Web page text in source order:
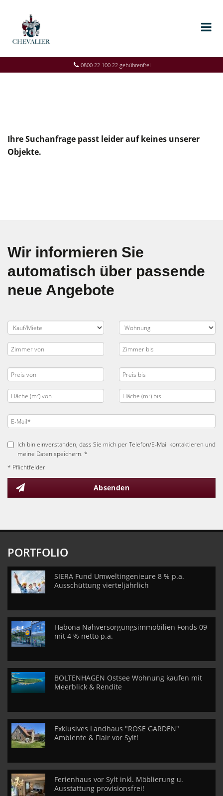
0800 22 100 22 gebührenfrei
Ihre Suchanfrage passt leider auf keines unserer
Objekte.
Wir informieren Sie
automatisch über passende
neue Angebote
Ich bin einverstanden, dass Sie mich per Telefon/E-Mail kontaktieren und
meine Daten speichern. *
* Pflichtfelder
Absenden
PORTFOLIO
SIERA Fund Umweltingenieure 8 % p.a.
Ausschüttung vierteljährlich
Habona Nahversorgungsimmobilien Fonds 09
mit 4 % netto p.a.
BOLTENHAGEN Ostsee Wohnung kaufen mit
Meerblick & Rendite
Exklusives Landhaus "ROSE GARDEN"
Ambiente & Flair vor Sylt!
Ferienhaus vor Sylt inkl. Möblierung u.
Ausstattung provisionsfrei!